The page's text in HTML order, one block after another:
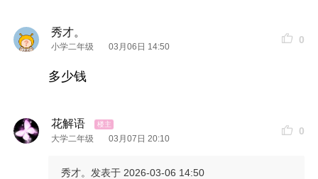
秀才。
小学二年级 03月06日 14:50
0
多少钱
花解语
大学二年级 03月07日 20:10
0
秀才。 发表于 2026-03-06 14:50